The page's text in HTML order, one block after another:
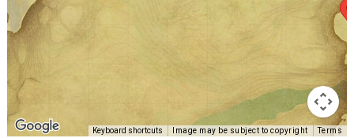
Keyboard shortcuts Image may be subject to copyright Terms